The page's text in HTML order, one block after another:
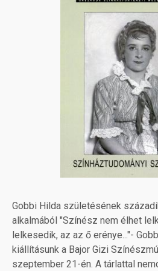
Gobbi Hilda születésének
alkalmából "Színész nem élhet
lelkesedik, az az ő erénye..."-
kiállításunk a Bajor Gizi
szeptember 21-én. A tárlattal